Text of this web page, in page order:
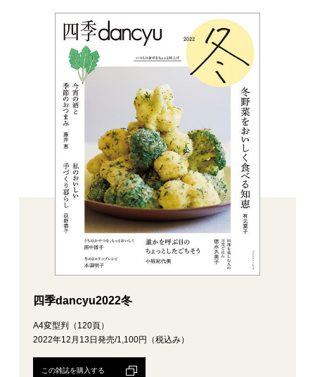
四季dancyu2022冬
A4変型判（120頁）
2022年12月13日発売/1,100円（税込み）
この雑誌を購入する